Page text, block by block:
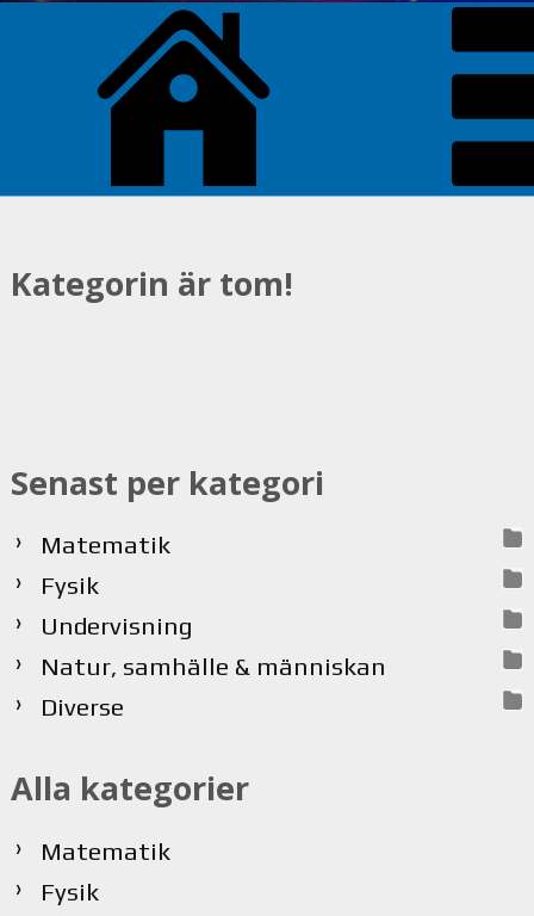
Kategorin är tom!
Senast per kategori
Matematik
Fysik
Undervisning
Natur, samhälle & människan
Diverse
Alla kategorier
Matematik
Fysik